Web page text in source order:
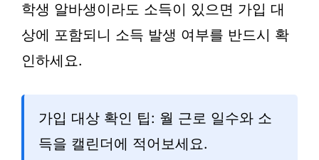
학생 알바생이라도 소득이 있으면 가입 대
상에 포함되니 소득 발생 여부를 반드시 확
인하세요.
가입 대상 확인 팁: 월 근로 일수와 소
득을 캘린더에 적어보세요.